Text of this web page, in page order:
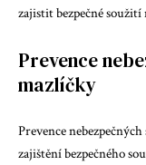
zajistit bezpečné
Prevence
mazlíčky
Prevence
zajištění bezpečného